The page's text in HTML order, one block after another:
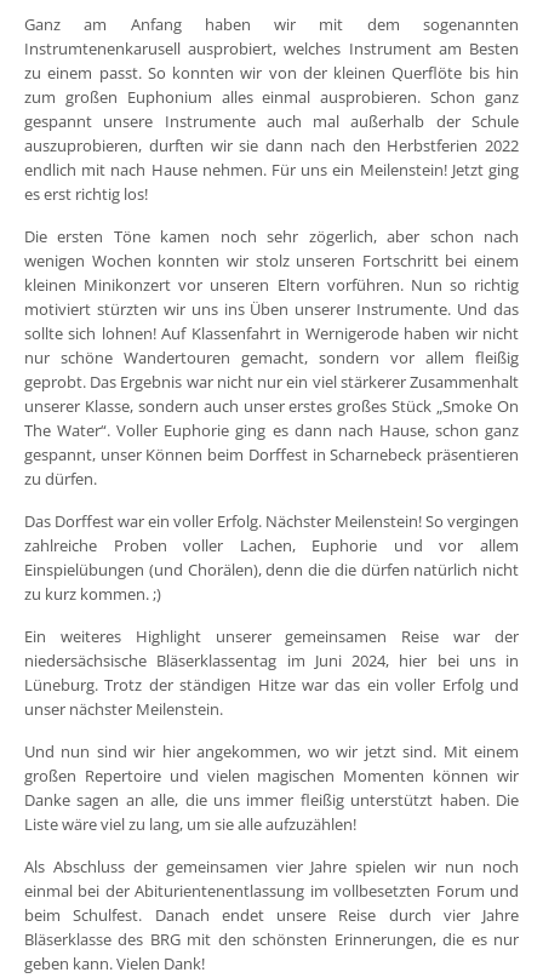
Ganz am Anfang haben wir mit dem sogenannten
Instrumtenenkarusell ausprobiert, welches Instrument am Besten
zu einem passt. So konnten wir von der kleinen Querflöte bis hin
zum großen Euphonium alles einmal ausprobieren. Schon ganz
gespannt unsere Instrumente auch mal außerhalb der Schule
auszuprobieren, durften wir sie dann nach den Herbstferien 2022
endlich mit nach Hause nehmen. Für uns ein Meilenstein! Jetzt ging
es erst richtig los!
Die ersten Töne kamen noch sehr zögerlich, aber schon nach
wenigen Wochen konnten wir stolz unseren Fortschritt bei einem
kleinen Minikonzert vor unseren Eltern vorführen. Nun so richtig
motiviert stürzten wir uns ins Üben unserer Instrumente. Und das
sollte sich lohnen! Auf Klassenfahrt in Wernigerode haben wir nicht
nur schöne Wandertouren gemacht, sondern vor allem fleißig
geprobt. Das Ergebnis war nicht nur ein viel stärkerer Zusammenhalt
unserer Klasse, sondern auch unser erstes großes Stück „Smoke On
The Water“. Voller Euphorie ging es dann nach Hause, schon ganz
gespannt, unser Können beim Dorffest in Scharnebeck präsentieren
zu dürfen.
Das Dorffest war ein voller Erfolg. Nächster Meilenstein! So vergingen
zahlreiche Proben voller Lachen, Euphorie und vor allem
Einspielübungen (und Chorälen), denn die die dürfen natürlich nicht
zu kurz kommen. ;)
Ein weiteres Highlight unserer gemeinsamen Reise war der
niedersächsische Bläserklassentag im Juni 2024, hier bei uns in
Lüneburg. Trotz der ständigen Hitze war das ein voller Erfolg und
unser nächster Meilenstein.
Und nun sind wir hier angekommen, wo wir jetzt sind. Mit einem
großen Repertoire und vielen magischen Momenten können wir
Danke sagen an alle, die uns immer fleißig unterstützt haben. Die
Liste wäre viel zu lang, um sie alle aufzuzählen!
Als Abschluss der gemeinsamen vier Jahre spielen wir nun noch
einmal bei der Abiturientenentlassung im vollbesetzten Forum und
beim Schulfest. Danach endet unsere Reise durch vier Jahre
Bläserklasse des BRG mit den schönsten Erinnerungen, die es nur
geben kann. Vielen Dank!